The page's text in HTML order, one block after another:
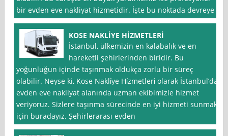
bir evden eve nakliyat hizmetidir. İşte bu noktada devreye
KOSE NAKLİYE HİZMETLERİ
İstanbul, ülkemizin en kalabalık ve en
hareketli şehirlerinden biridir. Bu
yoğunluğun içinde taşınmak oldukça zorlu bir süreç
olabilir. Neyse ki, Kose Nakli̇ye Hi̇zmetleri̇ olarak İstanbul’da
evden eve nakliyat alanında uzman ekibimizle hizmet
veriyoruz. Sizlere taşınma sürecinde en iyi hizmeti sunmak
için buradayız. Şehirlerarası evden